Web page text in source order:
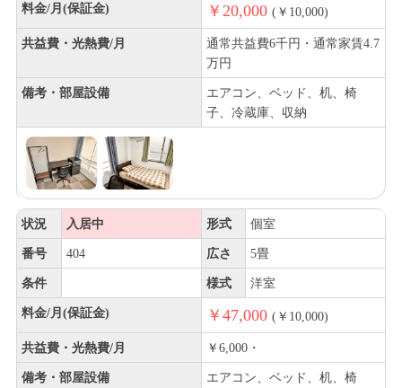
料金/月(保証金) ￥20,000 (￥10,000)
共益費・光熱費/月
通常共益費6千円・通常家賃4.7
万円
備考・部屋設備
エアコン、ベッド、机、椅
子、冷蔵庫、収納
状況 入居中 形式 個室
番号 404 広さ 5畳
条件 様式 洋室
料金/月(保証金) ￥47,000 (￥10,000)
共益費・光熱費/月 ￥6,000・
備考・部屋設備
エアコン、ベッド、机、椅